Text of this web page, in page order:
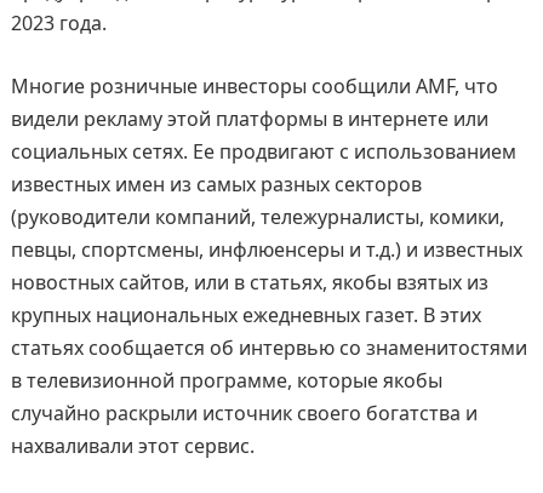
2023 года.
Многие розничные инвесторы сообщили AMF, что
видели рекламу этой платформы в интернете или
социальных сетях. Ее продвигают с использованием
известных имен из самых разных секторов
(руководители компаний, тележурналисты, комики,
певцы, спортсмены, инфлюенсеры и т.д.) и известных
новостных сайтов, или в статьях, якобы взятых из
крупных национальных ежедневных газет. В этих
статьях сообщается об интервью со знаменитостями
в телевизионной программе, которые якобы
случайно раскрыли источник своего богатства и
нахваливали этот сервис.